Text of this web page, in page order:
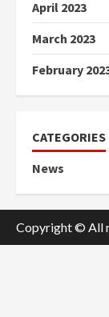
April 2023
March 2023
February
CATEGORIES
News
Copyright © All